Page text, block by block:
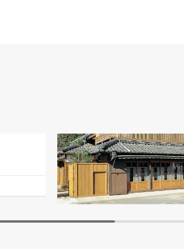
川野商店（和傘問屋）
江戸東京たてもの園